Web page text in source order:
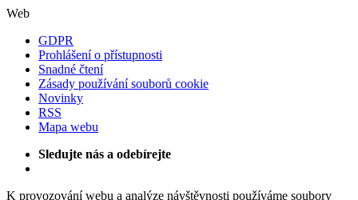
Web
GDPR
Prohlášení o přístupnosti
Snadné čtení
Zásady používání souborů cookie
Novinky
RSS
Mapa webu
Sledujte nás a odebírejte
K provozování webu a analýze návštěvnosti používáme soubory